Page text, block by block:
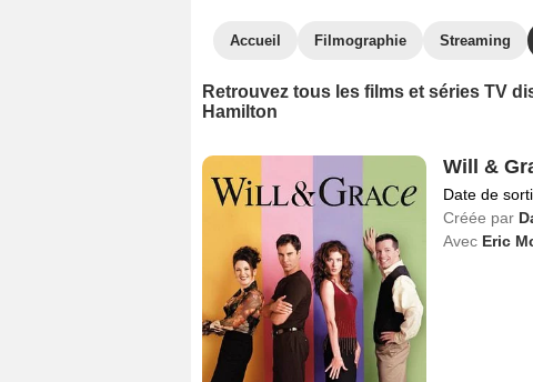
Accueil Filmographie Streaming
Retrouvez tous les films et séries TV
Hamilton
Will &
Date de
Créée par
Avec Eric